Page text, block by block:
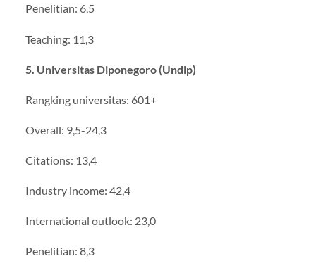
Penelitian: 6,5
Teaching: 11,3
5. Universitas Diponegoro (Undip)
Rangking universitas: 601+
Overall: 9,5-24,3
Citations: 13,4
Industry income: 42,4
International outlook: 23,0
Penelitian: 8,3